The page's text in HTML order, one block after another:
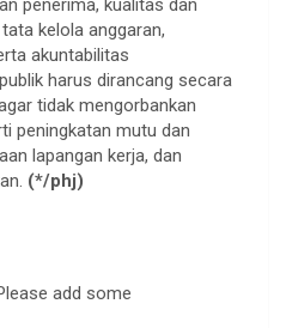
penerima, kualitas dan
kelola anggaran,
akuntabilitas
harus dirancang secara
tidak mengorbankan
peningkatan mutu dan
lapangan kerja, dan
(*/phj)
add some